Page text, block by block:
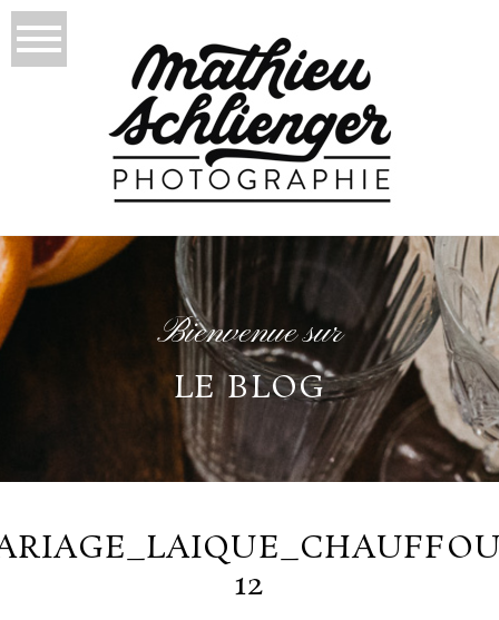
Bienvenue sur
LE BLOG
12